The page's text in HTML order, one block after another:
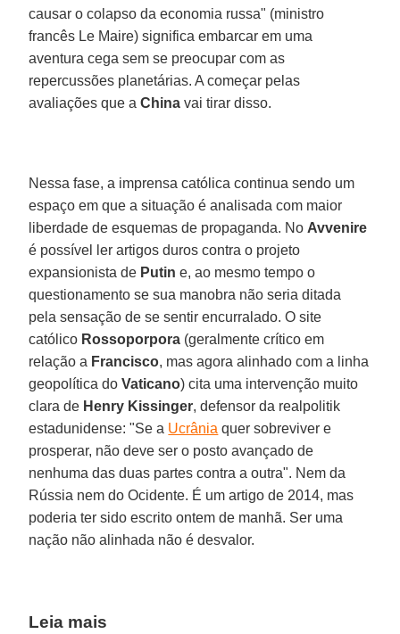
causar o colapso da economia russa" (ministro
francês Le Maire) significa embarcar em uma
aventura cega sem se preocupar com as
repercussões planetárias. A começar pelas
avaliações que aChina vai tirar disso.
Nessa fase, a imprensa católica continua sendo um
espaço em que a situação é analisada com maior
liberdade de esquemas de propaganda. No Avvenire
é possível ler artigos duros contra o projeto
expansionista de Putin e, ao mesmo tempo o
questionamento se sua manobra não seria ditada
pela sensação de se sentir encurralado. O site
católico Rossoporpora (geralmente crítico em
relação a Francisco, mas agora alinhado com a linha
geopolítica doVaticano) cita uma intervenção muito
clara de Henry Kissinger, defensor da realpolitik
estadunidense: "Se a Ucrânia quer sobreviver e
prosperar, não deve ser o posto avançado de
nenhuma das duas partes contra a outra". Nem da
Rússia nem do Ocidente. É um artigo de 2014, mas
poderia ter sido escrito ontem de manhã. Ser uma
nação não alinhada não é desvalor.
Leia mais